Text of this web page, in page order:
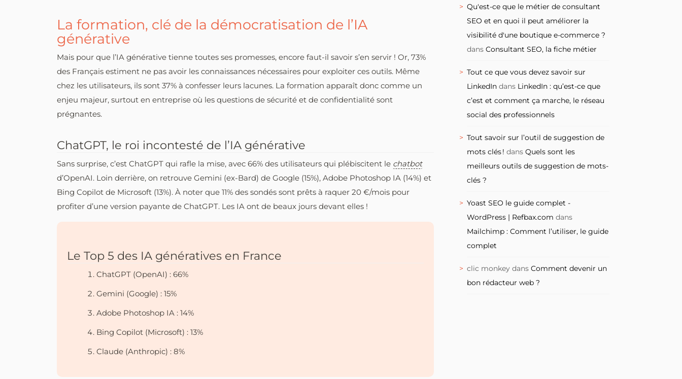
La formation, clé de la démocratisation de l’IA
générative
Mais pour que l’IA générative tienne toutes ses promesses, encore faut-il savoir s’en servir ! Or, 73%
des Français estiment ne pas avoir les connaissances nécessaires pour exploiter ces outils. Même
chez les utilisateurs, ils sont 37% à confesser leurs lacunes. La formation apparaît donc comme un
enjeu majeur, surtout en entreprise où les questions de sécurité et de confidentialité sont
prégnantes.
ChatGPT, le roi incontesté de l’IA générative
Sans surprise, c’est ChatGPT qui rafle la mise, avec 66% des utilisateurs qui plébiscitent le chatbot
d’OpenAI. Loin derrière, on retrouve Gemini (ex-Bard) de Google (15%), Adobe Photoshop IA (14%) et
Bing Copilot de Microsoft (13%). À noter que 11% des sondés sont prêts à raquer 20 €/mois pour
profiter d’une version payante de ChatGPT. Les IA ont de beaux jours devant elles !
Le Top 5 des IA génératives en France
ChatGPT (OpenAI) : 66%
Gemini (Google) : 15%
Adobe Photoshop IA : 14%
Bing Copilot (Microsoft) : 13%
Claude (Anthropic) : 8%
Qu'est-ce que le métier de consultant
SEO et en quoi il peut améliorer la
visibilité d'une boutique e-commerce ?
dansConsultant SEO, la fiche métier
Tout ce que vous devez savoir sur
LinkedIn dans LinkedIn : qu’est-ce que
c’est et comment ça marche, le réseau
social des professionnels
Tout savoir sur l’outil de suggestion de
mots clés ! dansQuels sont les
meilleurs outils de suggestion de mots-
clés ?
Yoast SEO le guide complet -
WordPress | Refbax.com dans
Mailchimp : Comment l’utiliser, le guide
complet
clic monkey dansComment devenir un
bon rédacteur web ?